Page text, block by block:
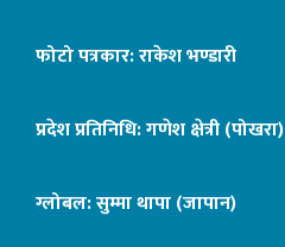
फोटो पत्रकार: राकेश भण्डारी
प्रदेश प्रतिनिधि: गणेश क्षेत्री (पोखरा)
ग्लोबल: सुम्मा थापा (जापान)